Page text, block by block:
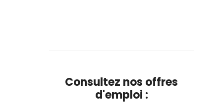
Consultez nos offres
d'emploi :